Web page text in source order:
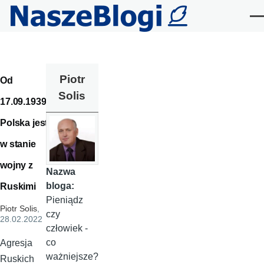
Przejdź do treści
Od
17.09.1939
Polska jest
w stanie
wojny z
Ruskimi
Piotr Solis,
28.02.2022
Agresja
Ruskich
Piotr
Solis
Nazwa
bloga:
Pieniądz
czy
człowiek -
co
ważniejsze?